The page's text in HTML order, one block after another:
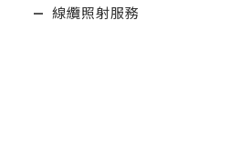
線纜照射服務